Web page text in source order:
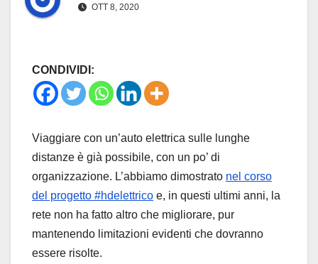
OTT 8, 2020
CONDIVIDI:
Viaggiare con un’auto elettrica sulle lunghe
distanze è già possibile, con un po’ di
organizzazione. L’abbiamo dimostrato nel corso
del progetto #hdelettrico e, in questi ultimi anni, la
rete non ha fatto altro che migliorare, pur
mantenendo limitazioni evidenti che dovranno
essere risolte.